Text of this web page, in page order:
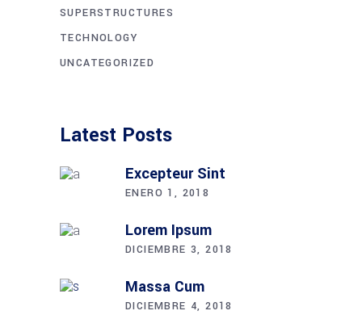
SUPERSTRUCTURES
TECHNOLOGY
UNCATEGORIZED
Latest Posts
Excepteur Sint
ENERO 1, 2018
Lorem Ipsum
DICIEMBRE 3, 2018
Massa Cum
DICIEMBRE 4, 2018